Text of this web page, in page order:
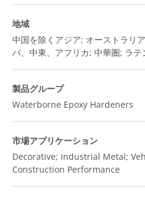
地域
中国を除くアジア; オーストラリ
パ、中東、アフリカ; 中華圏; ラ
製品グループ
Waterborne Epoxy Hardeners
市場アプリケーション
Decorative; Industrial Metal;
Construction Performance